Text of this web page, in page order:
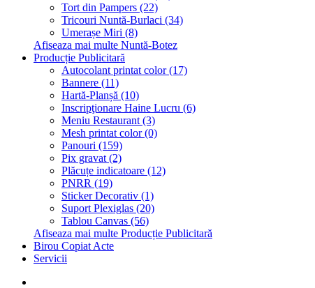
Tort din Pampers (22)
Tricouri Nuntă-Burlaci (34)
Umerașe Miri (8)
Afiseaza mai multe Nuntă-Botez
Producție Publicitară
Autocolant printat color (17)
Bannere (11)
Hartă-Planșă (10)
Inscripţionare Haine Lucru (6)
Meniu Restaurant (3)
Mesh printat color (0)
Panouri (159)
Pix gravat (2)
Plăcuțe indicatoare (12)
PNRR (19)
Sticker Decorativ (1)
Suport Plexiglas (20)
Tablou Canvas (56)
Afiseaza mai multe Producție Publicitară
Birou Copiat Acte
Servicii